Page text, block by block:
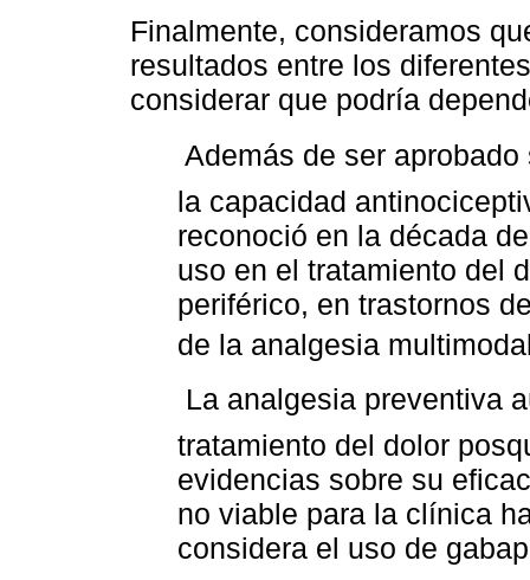
Finalmente, consideramos
resultados entre los
considerar que podría
 Además de ser
la capacidad
reconoció en la década
uso en el tratamiento del
periférico, en trastornos
de la analgesia
 La analgesia
tratamiento del dolor
evidencias sobre su
no viable para la clínica
considera el uso de